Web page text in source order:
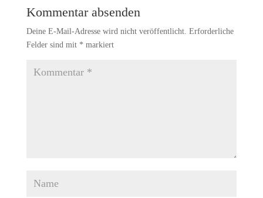
Kommentar absenden
Deine E-Mail-Adresse wird nicht veröffentlicht. Erforderliche
Felder sind mit * markiert